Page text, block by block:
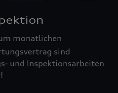
monatlichen
sind
und Inspektionsarbeiten